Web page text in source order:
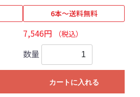
6本～送料無料
7,546円 （税込）
数量
カートに入れる